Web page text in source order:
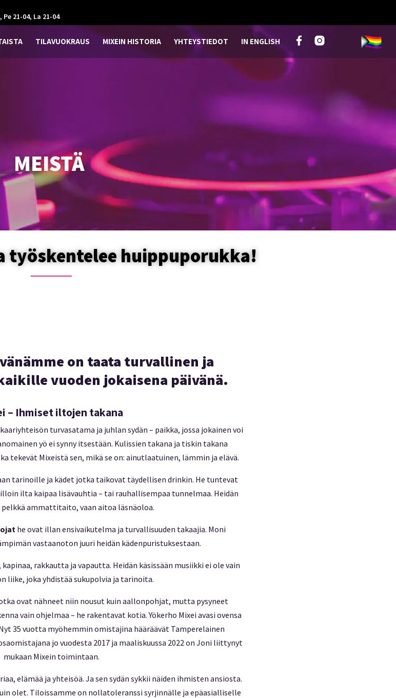
21-04, La 21-04
TILAVUOKRAUS MIXEIN HISTORIA YHTEYSTIEDOT IN ENGLISH
MEISTÄ
työskentelee huippuporukka!
on taata turvallinen ja
vuoden jokaisena päivänä.
– Ihmiset iltojen takana
turvasatama ja juhlan sydän – paikka, jossa jokainen voi
yö ei synny itsestään. Kulissien takana ja tiskin takana
tekevät Mixeistä sen, mikä se on: ainutlaatuinen, lämmin ja elävä.
tarinoille ja kädet jotka taikovat täydellisen drinkin. He tuntevat
ilta kaipaa lisävauhtia – tai rauhallisempaa tunnelmaa. Heidän
pelkkä ammattitaito, vaan aitoa läsnäoloa.
he ovat illan ensivaikutelma ja turvallisuuden takaajia. Moni
vastaanoton juuri heidän kädenpuristuksestaan.
rakkautta ja vapautta. Heidän käsissään musiikki ei ole vain
liike, joka yhdistää sukupolvia ja tarinoita.
ovat nähneet niin nousut kuin aallonpohjat, mutta pysyneet
vain ohjelmaa – he rakentavat kotia. Yökerho Mixei avasi ovensa
35 vuotta myöhemmin omistajina hääräävät Tamperelainen
jo vuodesta 2017 ja maaliskuussa 2022 on Joni liittynyt
mukaan Mixein toimintaan.
elämää ja yhteisöä. Ja sen sydän sykkii näiden ihmisten ansiosta.
olet. Tiloissamme on nollatoleranssi syrjinnälle ja epäasialliselle